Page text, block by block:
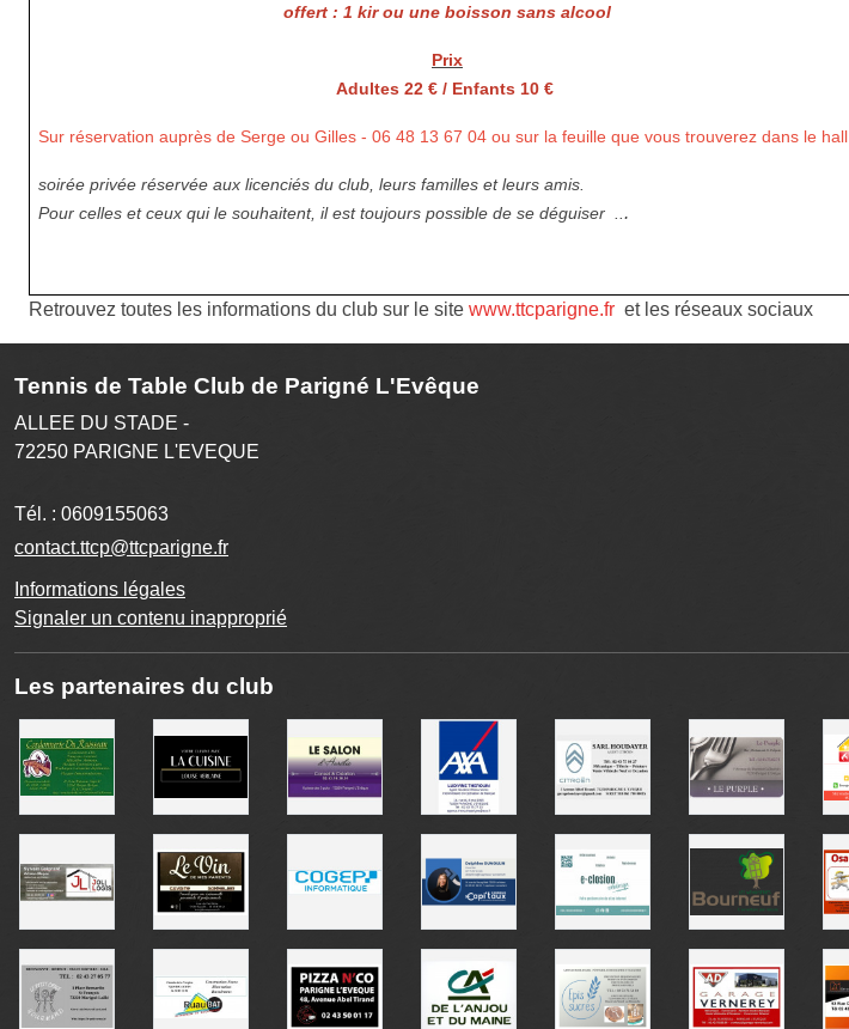
offert : 1 kir ou une boisson sans alcool
Prix
Adultes 22 € / Enfants 10 €
Sur réservation auprès de Serge ou Gilles - 06 48 13 67 04 ou sur la feuille que vous trouverez dans le hall
soirée privée réservée aux licenciés du club, leurs familles et leurs amis.
Pour celles et ceux qui le souhaitent, il est toujours possible de se déguiser .. .
Retrouvez toutes les informations du club sur le site www.ttcparigne.fr et les réseaux sociaux
Tennis de Table Club de Parigné L'Evêque
ALLEE DU STADE -
72250 PARIGNE L'EVEQUE
Tél. : 0609155063
contact.ttcp@ttcparigne.fr
Informations légales
Signaler un contenu inapproprié
Les partenaires du club